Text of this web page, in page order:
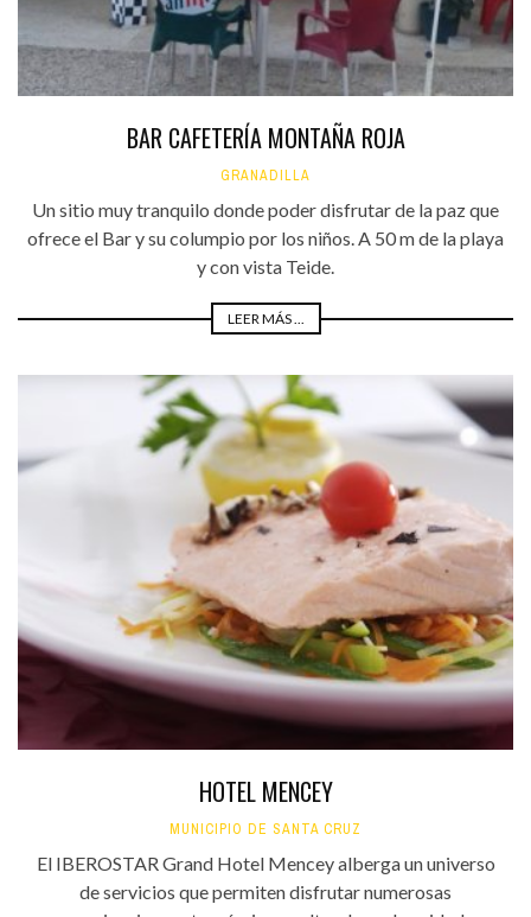
BAR CAFETERÍA MONTAÑA ROJA
GRANADILLA
Un sitio muy tranquilo donde poder disfrutar de la paz que
ofrece el Bar y su columpio por los niños. A 50 m de la playa
y con vista Teide.
LEER MÁS ...
HOTEL MENCEY
MUNICIPIO DE SANTA CRUZ
El IBEROSTAR Grand Hotel Mencey alberga un universo
de servicios que permiten disfrutar numerosas